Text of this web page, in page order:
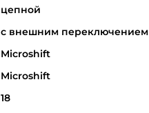
цепной
с внешним переключением
Microshift
Microshift
18